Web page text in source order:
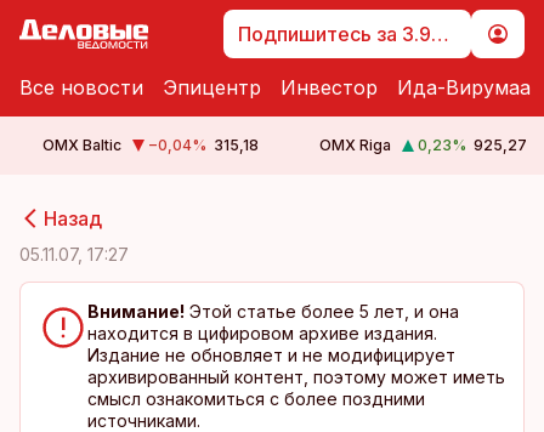
Подпишитесь за 3.99 €
Все новости Эпицентр Инвестор Ида-Вирумаа
OMX Baltic −0,04% 315,18 OMX Riga 0,23% 925,27
Назад
05.11.07, 17:27
Внимание! Этой статье более 5 лет, и она
находится в цифировом архиве издания.
Издание не обновляет и не модифицирует
архивированный контент, поэтому может иметь
смысл ознакомиться с более поздними
источниками.